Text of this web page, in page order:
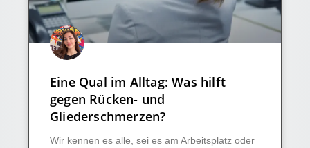
Eine Qual im Alltag: Was hilft
gegen Rücken- und
Gliederschmerzen?
Wir kennen es alle, sei es am Arbeitsplatz oder